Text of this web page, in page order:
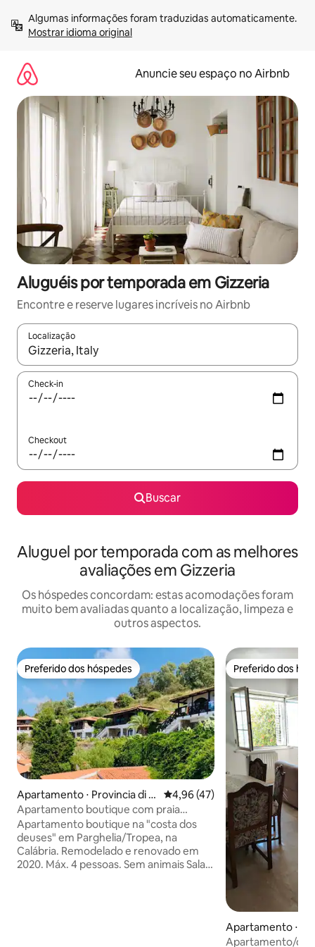
para
Mostrar idioma original
Anuncie seu espaço no Airbnb
Aluguéis por temporada em Gizzeria
Encontre e reserve lugares incríveis no Airbnb
Localização
Quando os resultados estiverem disponíveis, explore-os
Check-in
Checkout
Buscar
Aluguel por temporada com as melhores
avaliações em Gizzeria
Os hóspedes concordam: estas acomodações foram
muito bem avaliadas quanto a localização, limpeza e
outros aspectos.
Preferido dos hóspedes
Preferido dos hóspedes
Apartamento ⋅ Provincia di Vi
bo Valentia
4,96 de uma avaliação média
4,96 (47)
Apartamento boutique com praia
própria, perto de Tropea
Apartamento boutique na "costa dos
deuses" em Parghelia/Tropea, na
Calábria. Remodelado e renovado em
2020. Máx. 4 pessoas. Sem animais Sala
Preferido dos
Preferido dos
Apartamento ⋅
Apartamento/